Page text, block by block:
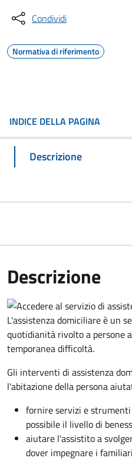
Condividi
Normativa di riferimento
INDICE DELLA PAGINA
Descrizione
Descrizione
L'assistenza domiciliare è un
quotidianità rivolto a persone
temporanea difficoltà.
Gli interventi di assistenza
l'abitazione della persona
fornire servizi e
possibile il livello di
aiutare l'assistito a
dover impegnare i